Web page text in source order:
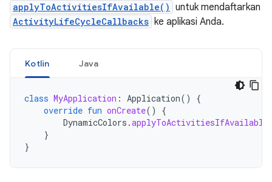
applyToActivitiesIfAvailable() untuk mendaftarkan
ActivityLifeCycleCallbacks ke aplikasi Anda.
Kotlin Java
class MyApplication : Application()
{
override fun onCreate()
{
DynamicColors .applyToActivitiesIfAvailable
}
}